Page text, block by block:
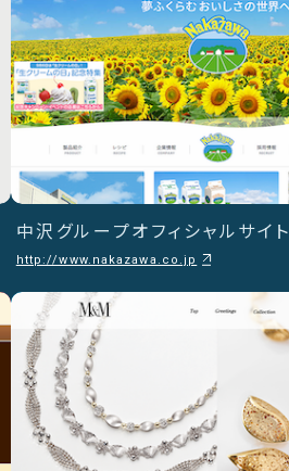
中沢グループオフィシャルサイト
http://www.nakazawa.co.jp